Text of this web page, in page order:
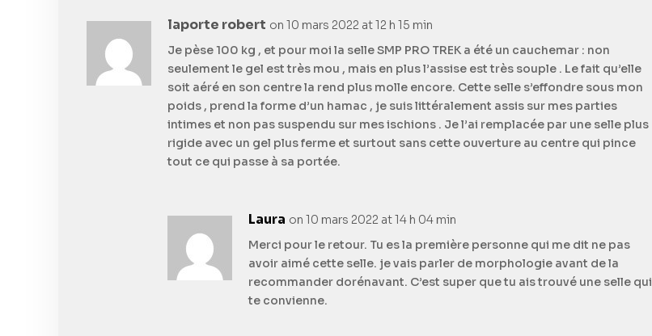
laporte robert on 10 mars 2022 at 12 h 15 min
Je pèse 100 kg , et pour moi la selle SMP PRO TREK a été un cauchemar : non
seulement le gel est très mou , mais en plus l’assise est très souple . Le fait qu’elle
soit aéré en son centre la rend plus molle encore. Cette selle s’effondre sous mon
poids , prend la forme d’un hamac , je suis littéralement assis sur mes parties
intimes et non pas suspendu sur mes ischions . Je l’ai remplacée par une selle plus
rigide avec un gel plus ferme et surtout sans cette ouverture au centre qui pince
tout ce qui passe à sa portée.
Laura on 10 mars 2022 at 14 h 04 min
Merci pour le retour. Tu es la première personne qui me dit ne pas
avoir aimé cette selle. je vais parler de morphologie avant de la
recommander dorénavant. C’est super que tu ais trouvé une selle qui
te convienne.